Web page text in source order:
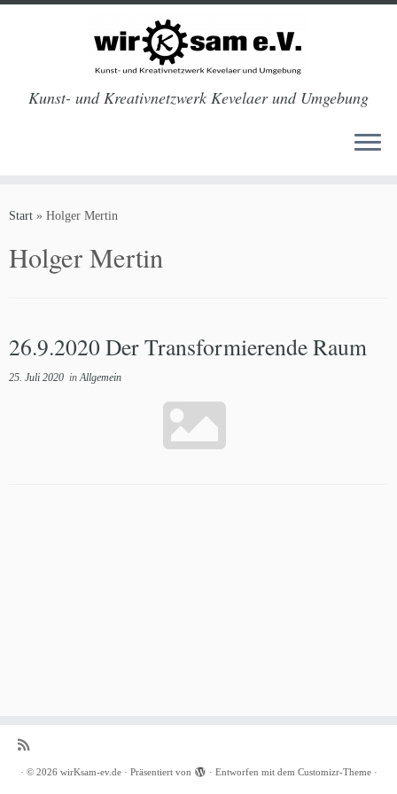
Inhalt
Kunst- und Kreativnetzwerk Kevelaer und Umgebung
Start » Holger Mertin
Holger Mertin
26.9.2020 Der Transformierende Raum
25. Juli 2020 inAllgemein
· © 2026 wirKsam-ev.de· Präsentiert von · Entworfen mit dem Customizr-Theme·